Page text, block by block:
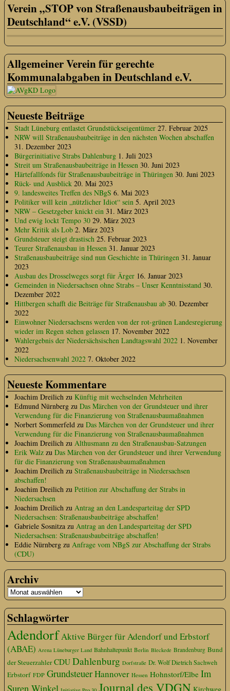
Verein „STOP von Straßenausbaubeiträgen in
Deutschland“ e.V. (VSSD)
Allgemeiner Verein für gerechte
Kommunalabgaben in Deutschland e.V.
Neueste Beiträge
Stadt Lüneburg entlastet Grundstückseigentümer 27. Februar 2025
NRW will Straßenausbaubeiträge in den nächsten Wochen abschaffen
31. Dezember 2023
Bürgerinitiative Strabs Dahlenburg 1. Juli 2023
Streit um Straßenausbaubeiträge in Hessen 30. Juni 2023
Härtefallfonds für Straßenausbaubeiträge in Thüringen 30. Juni 2023
Rück- und Ausblick 20. Mai 2023
9. landesweites Treffen des NBgS 6. Mai 2023
Politiker will kein „nützlicher Idiot“ sein 5. April 2023
NRW – Gesetzgeber knickt ein 31. März 2023
Und ewig lockt Tempo 30 29. März 2023
Mehr Kritik als Lob 2. März 2023
Grundsteuer steigt drastisch 25. Februar 2023
Teurer Straßenausbau in Hessen 31. Januar 2023
Straßenausbaubeiträge sind nun Geschichte in Thüringen 31. Januar
2023
Ausbau des Drosselweges sorgt für Ärger 16. Januar 2023
Gemeinden in Niedersachsen ohne Strabs – Unser Kenntnisstand 30.
Dezember 2022
Hittbergen schafft die Beiträge für Straßenausbau ab 30. Dezember
2022
Einwohner Niedersachsens werden von der rot-grünen Landesregierung
wieder im Regen stehen gelassen 17. November 2022
Wahlergebnis der Niedersächsischen Landtagswahl 2022 1. November
2022
Niedersachsenwahl 2022 7. Oktober 2022
Neueste Kommentare
Joachim Dreilich zu Künftig mit wechselnden Mehrheiten
Edmund Nürnberg zu Das Märchen von der Grundsteuer und ihrer
Verwendung für die Finanzierung von Straßenausbaumaßnahmen
Norbert Sommerfeld zu Das Märchen von der Grundsteuer und ihrer
Verwendung für die Finanzierung von Straßenausbaumaßnahmen
Joachim Dreilich zu Althusmann zu den Straßenausbau-Satzungen
Erik Walz zu Das Märchen von der Grundsteuer und ihrer Verwendung
für die Finanzierung von Straßenausbaumaßnahmen
Joachim Dreilich zu Straßenausbaubeiträge in Niedersachsen
abschaffen!
Joachim Dreilich zu Petition zur Abschaffung der Strabs in
Niedersachsen
Joachim Dreilich zu Antrag an den Landesparteitag der SPD
Niedersachsen: Straßenausbaubeiträge abschaffen!
Gabriele Sosnitza zu Antrag an den Landesparteitag der SPD
Niedersachsen: Straßenausbaubeiträge abschaffen!
Eddie Nürnberg zu Anfrage vom NBgS zur Abschaffung der Strabs
(CDU)
Archiv
Schlagwörter
AdendorfAktive Bürger für Adendorf und Erbstorf
(ABAE) Arena Lüneburger Land Bahnhaltepunkt Berlin Bleckede Brandenburg Bund
der Steuerzahler CDU Dahlenburg Dorfstraße Dr. Wolf Dietrich Sachweh
Erbstorf FDP GrundsteuerHannover Hessen Hohnstorf/Elbe Im
Suren Winkel
Journal des VDGN